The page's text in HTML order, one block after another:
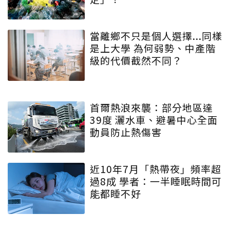
當離鄉不只是個人選擇...同樣
是上大學 為何弱勢、中產階
級的代價截然不同？
首爾熱浪來襲：部分地區達
39度 灑水車、避暑中心全面
動員防止熱傷害
近10年7月「熱帶夜」頻率超
過8成 學者：一半睡眠時間可
能都睡不好